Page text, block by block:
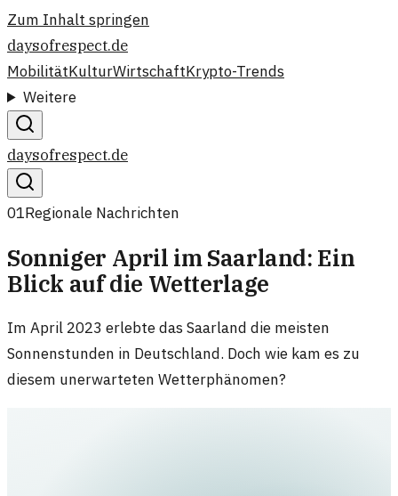
Zum Inhalt springen
daysofrespect.de
MobilitätKulturWirtschaftKrypto-Trends
Weitere
daysofrespect.de
01Regionale Nachrichten
Sonniger April im Saarland: Ein
Blick auf die Wetterlage
Im April 2023 erlebte das Saarland die meisten
Sonnenstunden in Deutschland. Doch wie kam es zu
diesem unerwarteten Wetterphänomen?